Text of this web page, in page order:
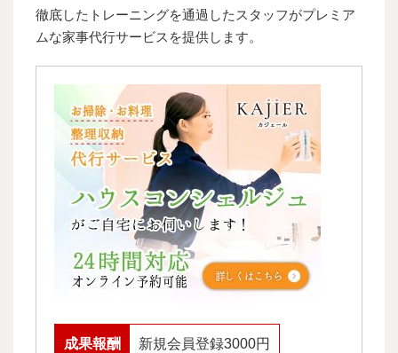
徹底したトレーニングを通過したスタッフがプレミア
ムな家事代行サービスを提供します。
成果報酬 新規会員登録3000円